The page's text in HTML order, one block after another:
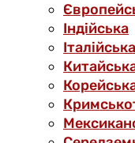
Індійська
Італійська